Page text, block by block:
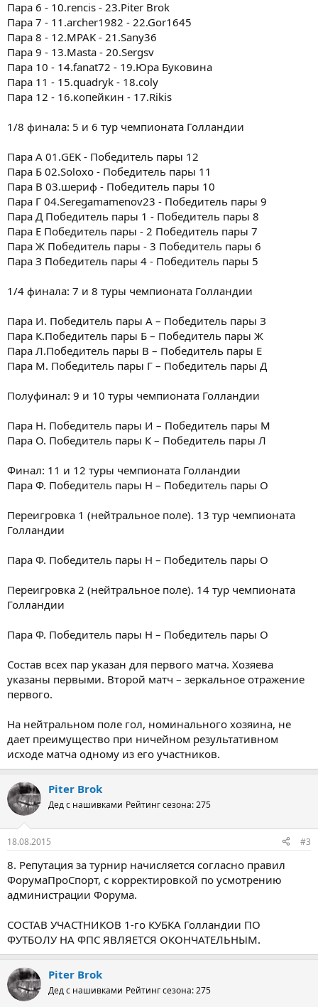
Пара 6 - 10.rencis - 23.Piter Brok
Пара 7 - 11.archer1982 - 22.Gor1645
Пара 8 - 12.MPAK - 21.Sany36
Пара 9 - 13.Masta - 20.Sergsv
Пара 10 - 14.fanat72 - 19.Юра Буковина
Пара 11 - 15.quadryk - 18.coly
Пара 12 - 16.копейкин - 17.Rikis
1/8 финала: 5 и 6 тур чемпионата Голландии
Пара А 01.GEK - Победитель пары 12
Пара Б 02.Soloxo - Победитель пары 11
Пара В 03.шериф - Победитель пары 10
Пара Г 04.Seregamamenov23 - Победитель пары 9
Пара Д Победитель пары 1 - Победитель пары 8
Пара Е Победитель пары - 2 Победитель пары 7
Пара Ж Победитель пары - 3 Победитель пары 6
Пара З Победитель пары 4 - Победитель пары 5
1/4 финала: 7 и 8 туры чемпионата Голландии
Пара И. Победитель пары А – Победитель пары З
Пара К.Победитель пары Б – Победитель пары Ж
Пара Л.Победитель пары В – Победитель пары Е
Пара М. Победитель пары Г – Победитель пары Д
Полуфинал: 9 и 10 туры чемпионата Голландии
Пара Н. Победитель пары И – Победитель пары М
Пара О. Победитель пары К – Победитель пары Л
Финал: 11 и 12 туры чемпионата Голландии
Пара Ф. Победитель пары Н – Победитель пары О
Переигровка 1 (нейтральное поле). 13 тур чемпионата
Голландии
Пара Ф. Победитель пары Н – Победитель пары О
Переигровка 2 (нейтральное поле). 14 тур чемпионата
Голландии
Пара Ф. Победитель пары Н – Победитель пары О
Состав всех пар указан для первого матча. Хозяева
указаны первыми. Второй матч – зеркальное отражение
первого.
На нейтральном поле гол, номинального хозяина, не
дает преимущество при ничейном результативном
исходе матча одному из его участников.
Piter Brok
Дед с нашивками Рейтинг сезона: 275
18.08.2015 #3
8. Репутация за турнир начисляется согласно правил
ФорумаПроСпорт, с корректировкой по усмотрению
администрации Форума.
СОСТАВ УЧАСТНИКОВ 1-го КУБКА Голландии ПО
ФУТБОЛУ НА ФПС ЯВЛЯЕТСЯ ОКОНЧАТЕЛЬНЫМ.
Piter Brok
Дед с нашивками Рейтинг сезона: 275